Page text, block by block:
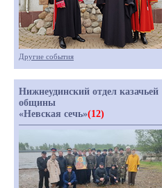
Другие события
Нижнеудинский отдел казачьей
общины
«Невская сечь»(12)